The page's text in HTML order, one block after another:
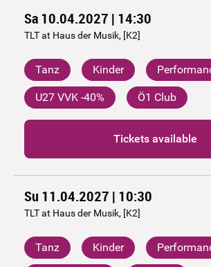
Sa 10.04.2027 | 14:30
TLT at Haus der Musik, [K2]
Tanz Kinder
U27 VVK -40% Ö1 Club
Tickets available
Su 11.04.2027 | 10:30
TLT at Haus der Musik, [K2]
Tanz Kinder